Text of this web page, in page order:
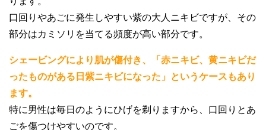
口回りやあごに発生しやすい紫の大人ニキビですが、その
部分はカミソリを当てる頻度が高い部分です。
シェービングにより肌が傷付き、「赤ニキビ、黄ニキビだ
ったものがある日紫ニキビになった」というケースもあり
ます。
特に男性は毎日のようにひげを剃りますから、口回りとあ
ごを傷つけやすいのです。